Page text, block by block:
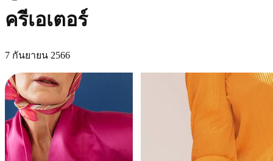
ครีเอเตอร์
7 กันยายน 2566